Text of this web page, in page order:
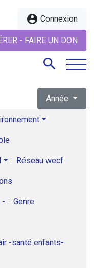
account_circle Connexion
- FAIRE UN DON
search
Année
Réseau wecf
- Genre
-santé enfants-